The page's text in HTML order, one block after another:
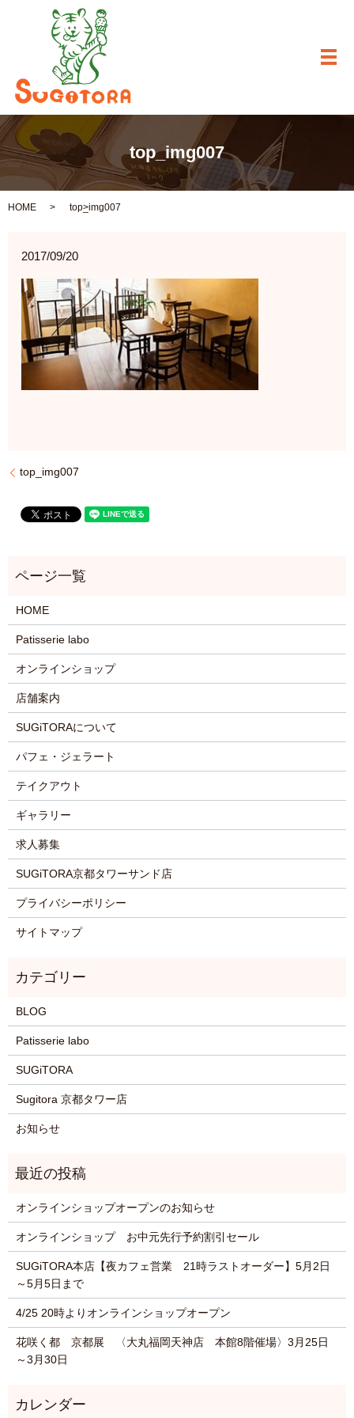
メ
top_img007
HOME top_img007
2017/09/20
top_img007
HOME
Patisserie labo
オンラインショップ
店舗案内
SUGiTORAについて
パフェ・ジェラート
テイクアウト
ギャラリー
求人募集
SUGiTORA京都タワーサンド店
プライバシーポリシー
サイトマップ
BLOG
Patisserie labo
SUGiTORA
Sugitora 京都タワー店
お知らせ
オンラインショップオープンのお知らせ
オンラインショップ お中元先行予約割引セール
SUGiTORA本店【夜カフェ営業 21時ラストオーダー】5月2日
～5月5日まで
4/25 20時よりオンラインショップオープン
花咲く都 京都展 〈大丸福岡天神店 本館8階催場〉3月25日
～3月30日